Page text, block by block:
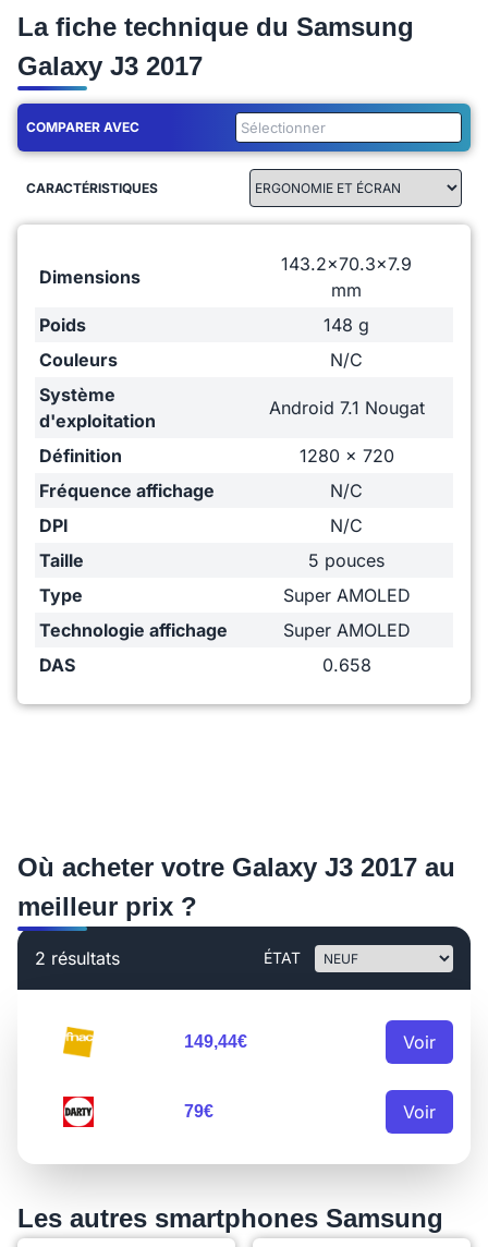
La fiche technique du Samsung
Galaxy J3 2017
COMPARER AVEC
CARACTÉRISTIQUES
Dimensions
143.2x70.3x7.9
mm
Poids
148 g
Couleurs
N/C
Système
d'exploitation
Android 7.1 Nougat
Définition
1280 x 720
Fréquence affichage
N/C
DPI
N/C
Taille
5 pouces
Type
Super AMOLED
Technologie affichage
Super AMOLED
DAS
0.658
Où acheter votre Galaxy J3 2017 au
meilleur prix ?
2 résultats ÉTAT
149,44€ Voir
79€ Voir
Les autres smartphones Samsung